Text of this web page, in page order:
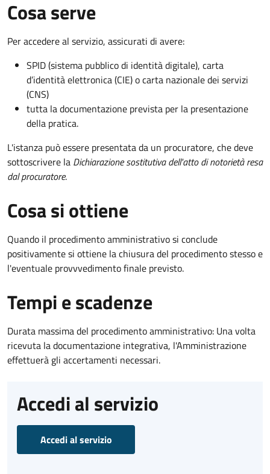
Cosa serve
Per accedere al servizio, assicurati di avere:
SPID (sistema pubblico di identità digitale), carta
d’identità elettronica (CIE) o carta nazionale dei servizi
(CNS)
tutta la documentazione prevista per la presentazione
della pratica.
L'istanza può essere presentata da un procuratore, che deve
sottoscrivere la Dichiarazione sostitutiva dell'atto di notorietà resa
dal procuratore.
Cosa si ottiene
Quando il procedimento amministrativo si conclude
positivamente si ottiene la chiusura del procedimento stesso e
l'eventuale provvvedimento finale previsto.
Tempi e scadenze
Durata massima del procedimento amministrativo: Una volta
ricevuta la documentazione integrativa, l'Amministrazione
effettuerà gli accertamenti necessari.
Accedi al servizio
Accedi al servizio